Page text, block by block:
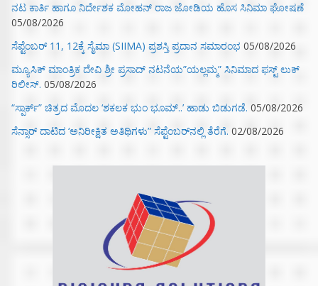
ನಟ ಕಾರ್ತಿ ಹಾಗೂ ನಿರ್ದೇಶಕ ಮೋಹನ್ ರಾಜ ಜೋಡಿಯ ಹೊಸ ಸಿನಿಮಾ ಘೋಷಣೆ
05/08/2026
ಸೆಪ್ಟೆಂಬರ್ 11, 12ಕ್ಕೆ ಸೈಮಾ (SIIMA) ಪ್ರಶಸ್ತಿ ಪ್ರದಾನ ಸಮಾರಂಭ 05/08/2026
ಮ್ಯೂಸಿಕ್‌ ಮಾಂತ್ರಿಕ ದೇವಿ ಶ್ರೀ ಪ್ರಸಾದ್ ನಟನೆಯ”ಯಲ್ಲಮ್ಮ” ಸಿನಿಮಾದ ಫಸ್ಟ್‌ ಲುಕ್‌
ರಿಲೀಸ್. 05/08/2026
“ಸ್ಪಾರ್ಕ್” ಚಿತ್ರದ ಮೊದಲ‌ ‘ಶಕಲಕ ಭುಂ‌ ಭೂಮ್..’ ಹಾಡು ಬಿಡುಗಡೆ. 05/08/2026
ಸೆನ್ಸಾರ್ ದಾಟಿದ ‘ಅನಿರೀಕ್ಷಿತ ಅತಿಥಿಗಳು” ಸೆಪ್ಟೆಂಬರ್‌ನಲ್ಲಿ ತೆರೆಗೆ. 02/08/2026